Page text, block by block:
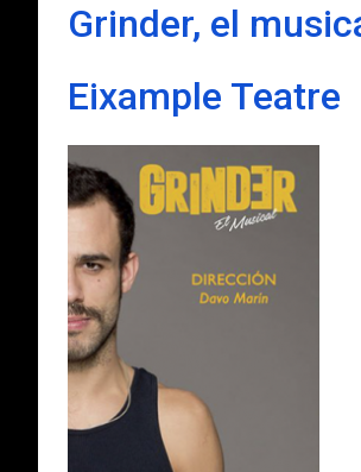
Grinder, el
Eixample Teatre